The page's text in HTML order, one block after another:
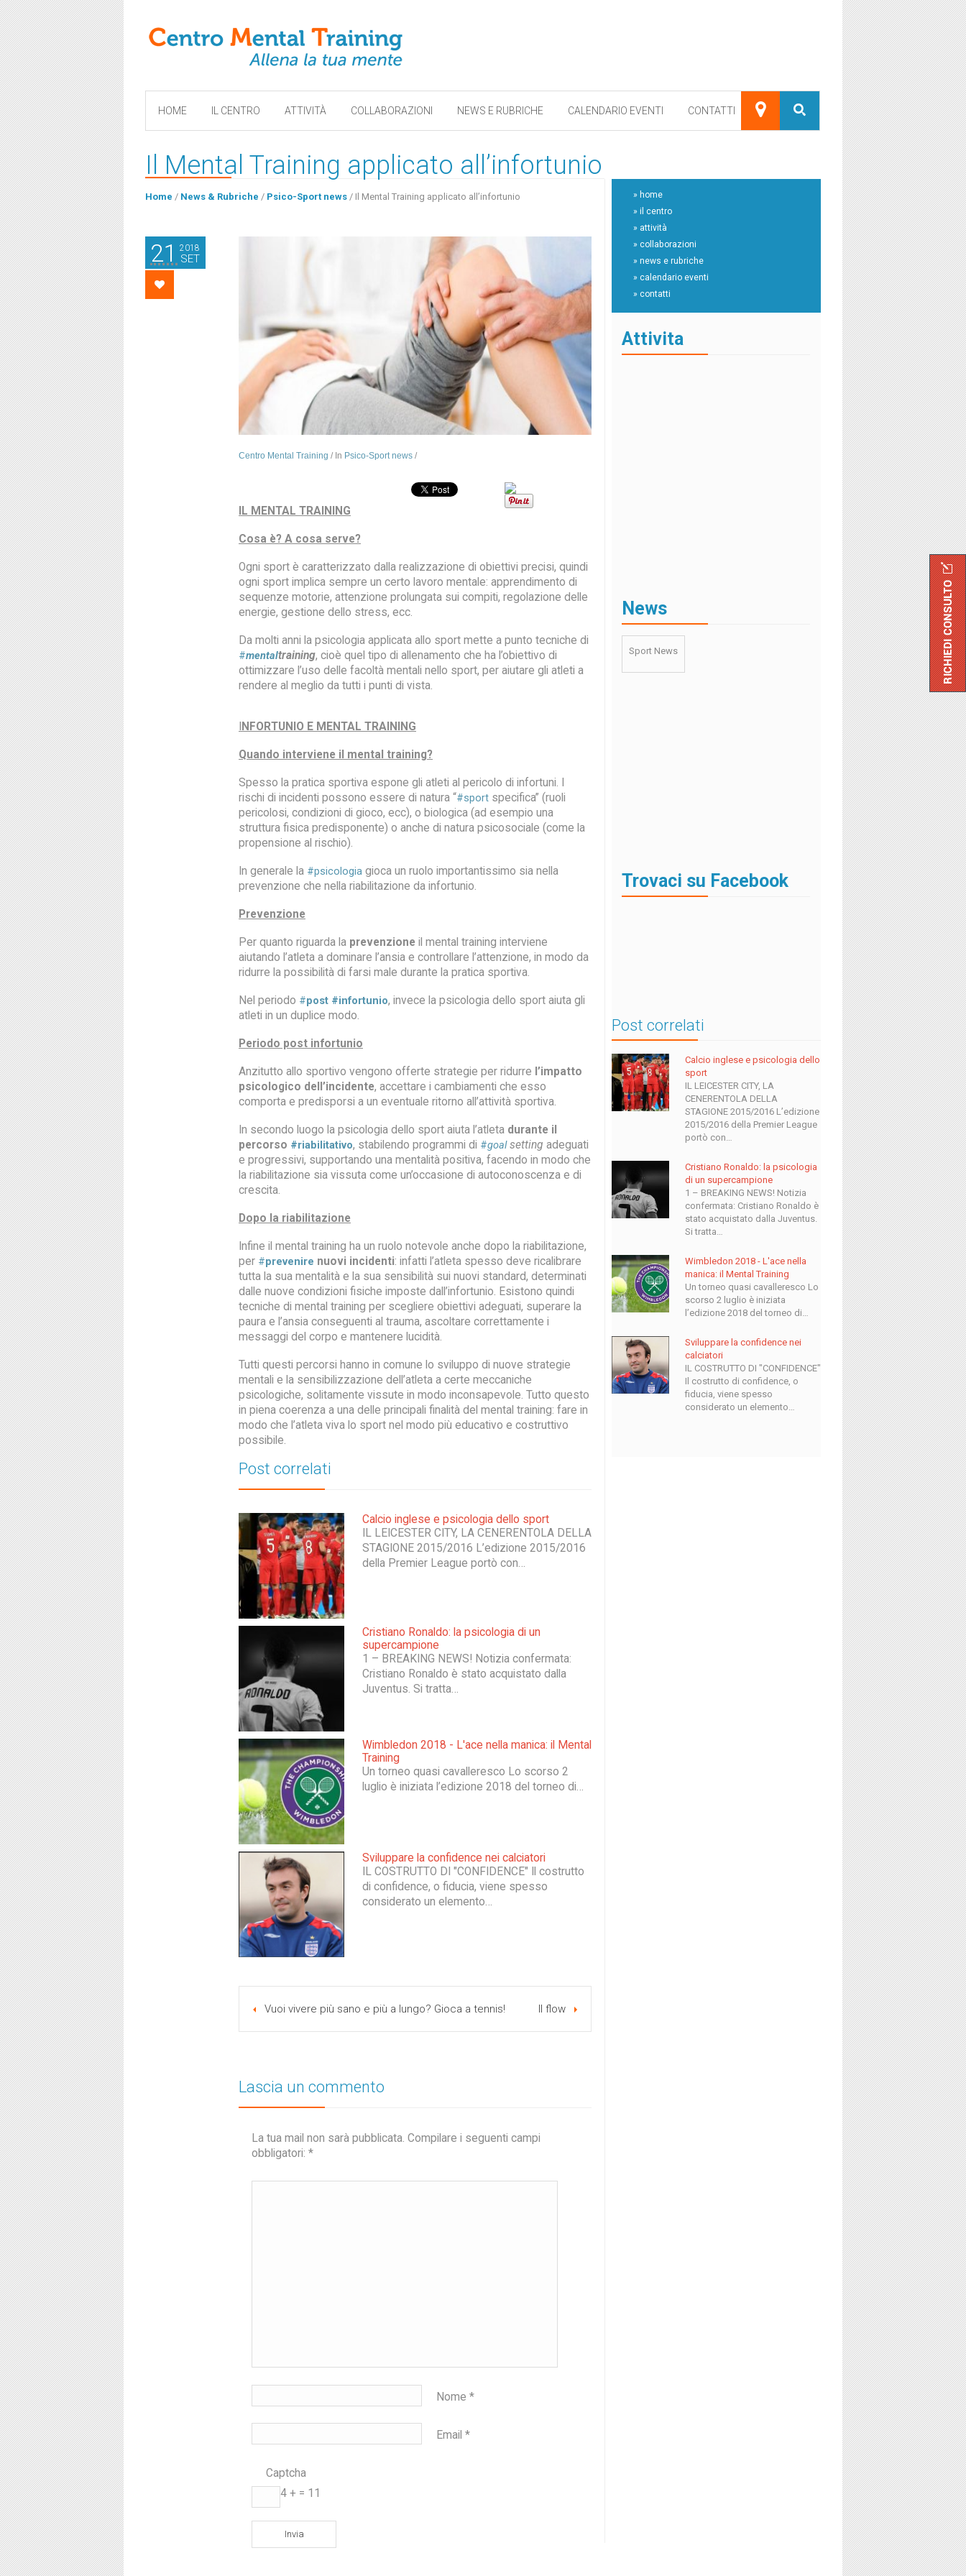
HOME IL CENTRO ATTIVITÀ COLLABORAZIONI NEWS E RUBRICHE CALENDARIO EVENTI CONTATTI
Il Mental Training applicato all’infortunio
Home / News & Rubriche / Psico-Sport news / Il Mental Training applicato all’infortunio
21 2018
SET
Centro Mental Training / In Psico-Sport news /
IL MENTAL TRAINING
Cosa è? A cosa serve?
Ogni sport è caratterizzato dalla realizzazione di obiettivi precisi, quindi
ogni sport implica sempre un certo lavoro mentale: apprendimento di
sequenze motorie, attenzione prolungata sui compiti, regolazione delle
energie, gestione dello stress, ecc.
Da molti anni la psicologia applicata allo sport mette a punto tecniche di
#mentaltraining, cioè quel tipo di allenamento che ha l’obiettivo di
ottimizzare l’uso delle facoltà mentali nello sport, per aiutare gli atleti a
rendere al meglio da tutti i punti di vista.
NFORTUNIO E MENTAL TRAINING
Quando interviene il mental training?
Spesso la pratica sportiva espone gli atleti al pericolo di infortuni. I
rischi di incidenti possono essere di natura “#sport specifica” (ruoli
pericolosi, condizioni di gioco, ecc), o biologica (ad esempio una
struttura fisica predisponente) o anche di natura psicosociale (come la
propensione al rischio).
In generale la #psicologia gioca un ruolo importantissimo sia nella
prevenzione che nella riabilitazione da infortunio.
Prevenzione
Per quanto riguarda la prevenzione il mental training interviene
aiutando l’atleta a dominare l’ansia e controllare l’attenzione, in modo da
ridurre la possibilità di farsi male durante la pratica sportiva.
Nel periodo #post #infortunio, invece la psicologia dello sport aiuta gli
atleti in un duplice modo.
Periodo post infortunio
Anzitutto allo sportivo vengono offerte strategie per ridurre l’impatto
psicologico dell’incidente, accettare i cambiamenti che esso
comporta e predisporsi a un eventuale ritorno all’attività sportiva.
In secondo luogo la psicologia dello sport aiuta l’atleta durante il
percorso #riabilitativo, stabilendo programmi di #goalsetting adeguati
e progressivi, supportando una mentalità positiva, facendo in modo che
la riabilitazione sia vissuta come un’occasione di autoconoscenza e di
crescita.
Dopo la riabilitazione
Infine il mental training ha un ruolo notevole anche dopo la riabilitazione,
per #prevenire nuovi incidenti: infatti l’atleta spesso deve ricalibrare
tutta la sua mentalità e la sua sensibilità sui nuovi standard, determinati
dalle nuove condizioni fisiche imposte dall’infortunio. Esistono quindi
tecniche di mental training per scegliere obiettivi adeguati, superare la
paura e l’ansia conseguenti al trauma, ascoltare correttamente i
messaggi del corpo e mantenere lucidità.
Tutti questi percorsi hanno in comune lo sviluppo di nuove strategie
mentali e la sensibilizzazione dell’atleta a certe meccaniche
psicologiche, solitamente vissute in modo inconsapevole. Tutto questo
in piena coerenza a una delle principali finalità del mental training: fare in
modo che l’atleta viva lo sport nel modo più educativo e costruttivo
possibile.
Post correlati
Calcio inglese e psicologia dello sport
IL LEICESTER CITY, LA CENERENTOLA DELLA
STAGIONE 2015/2016 L’edizione 2015/2016
della Premier League portò con…
Cristiano Ronaldo: la psicologia di un
supercampione
1 – BREAKING NEWS! ​Notizia confermata:
Cristiano Ronaldo è stato acquistato dalla
Juventus. Si tratta…
Wimbledon 2018 - L'ace nella manica: il Mental
Training
Un torneo quasi cavalleresco Lo scorso 2
luglio è iniziata l’edizione 2018 del torneo di…
Sviluppare la confidence nei calciatori
IL COSTRUTTO DI "CONFIDENCE" Il costrutto
di confidence, o fiducia, viene spesso
considerato un elemento…
Vuoi vivere più sano e più a lungo? Gioca a tennis! Il flow
Lascia un commento
La tua mail non sarà pubblicata. Compilare i seguenti campi
obbligatori: *
Nome *
Email *
Captcha
4 + = 11
» home
» il centro
» attività
» collaborazioni
» news e rubriche
» calendario eventi
» contatti
Attivita
News
Sport News
Trovaci su Facebook
Post correlati
Calcio inglese e psicologia dello
sport
IL LEICESTER CITY, LA
CENERENTOLA DELLA
STAGIONE 2015/2016 L’edizione
2015/2016 della Premier League
portò con…
Cristiano Ronaldo: la psicologia
di un supercampione
1 – BREAKING NEWS! ​Notizia
confermata: Cristiano Ronaldo è
stato acquistato dalla Juventus.
Si tratta…
Wimbledon 2018 - L'ace nella
manica: il Mental Training
Un torneo quasi cavalleresco Lo
scorso 2 luglio è iniziata
l’edizione 2018 del torneo di…
Sviluppare la confidence nei
calciatori
IL COSTRUTTO DI "CONFIDENCE"
Il costrutto di confidence, o
fiducia, viene spesso
considerato un elemento…